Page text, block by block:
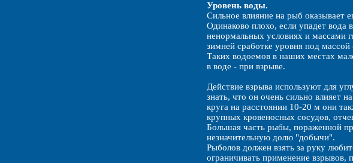
Уровень воды.
Сильное влияние на рыб оказывает
Одинаково плохо, если упадет вода
ненормальных условиях и массами
зимней сработке уровня под
Таких водоемов в наших местах
в воде - при взрыве.
Действие взрыва используют для
знать, что он очень сильно влияет
круга на расстоянии 10-20 м они
крупных кровеносных сосудов,
Большая часть рыбы, пораженной
незначительную долю "добычи".
Рыболов должен взять за руку
ограничивать применение взрывов,